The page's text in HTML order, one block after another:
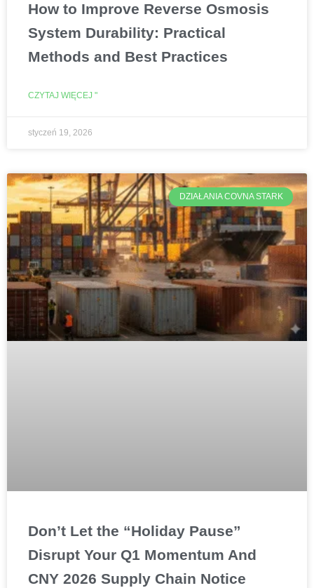
How to Improve Reverse Osmosis
System Durability: Practical
Methods and Best Practices
CZYTAJ WIĘCEJ "
styczeń 19, 2026
DZIAŁANIA COVNA STARK
Don’t Let the “Holiday Pause”
Disrupt Your Q1 Momentum And
CNY 2026 Supply Chain Notice